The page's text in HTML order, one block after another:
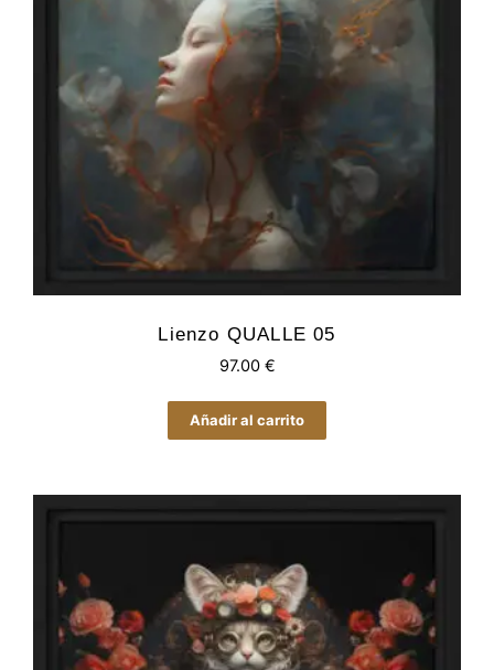
Lienzo QUALLE 05
97.00 €
Añadir al carrito